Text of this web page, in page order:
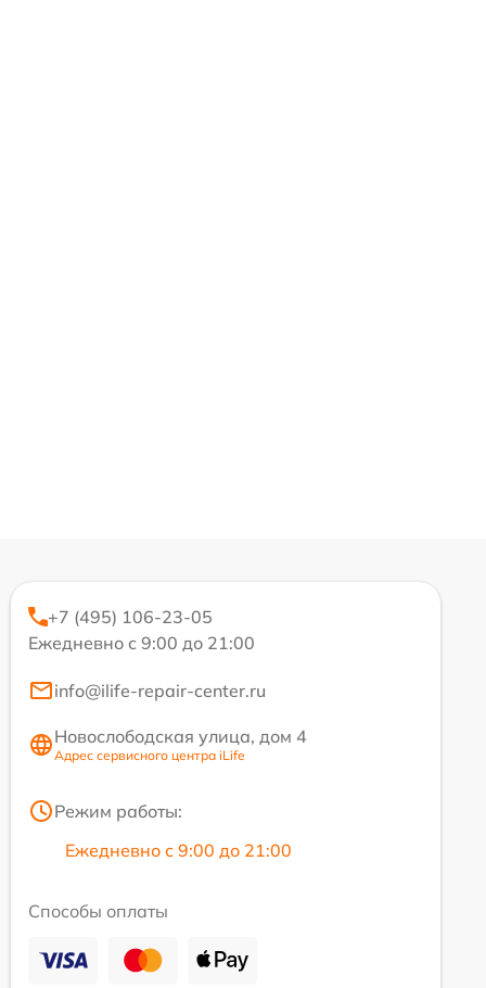
+7 (495) 106-23-05
Ежедневно с 9:00 до 21:00
info@ilife-repair-center.ru
Новослободская улица, дом 4
Адрес сервисного центра iLife
Режим работы:
Ежедневно с 9:00 до 21:00
Способы оплаты